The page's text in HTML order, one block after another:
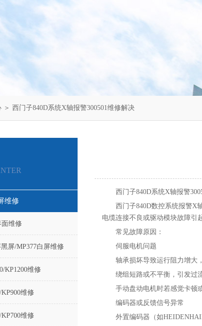
＞ 西门子840D系统X轴报警300501维修解决
维修
维修
屏/MP377白屏维修
KP1200维修
维修
维修
西门子840D系统X轴报警
西门子840D数控系统报警X
电缆连接不良或驱动模块故障引
常见故障原因：
伺服电机问题‌
轴承损坏导致运行阻力增大
绕组短路或不平衡，引发过
手动盘动电机时若感觉卡顿
编码器或反馈信号异常‌
外置编码器（如